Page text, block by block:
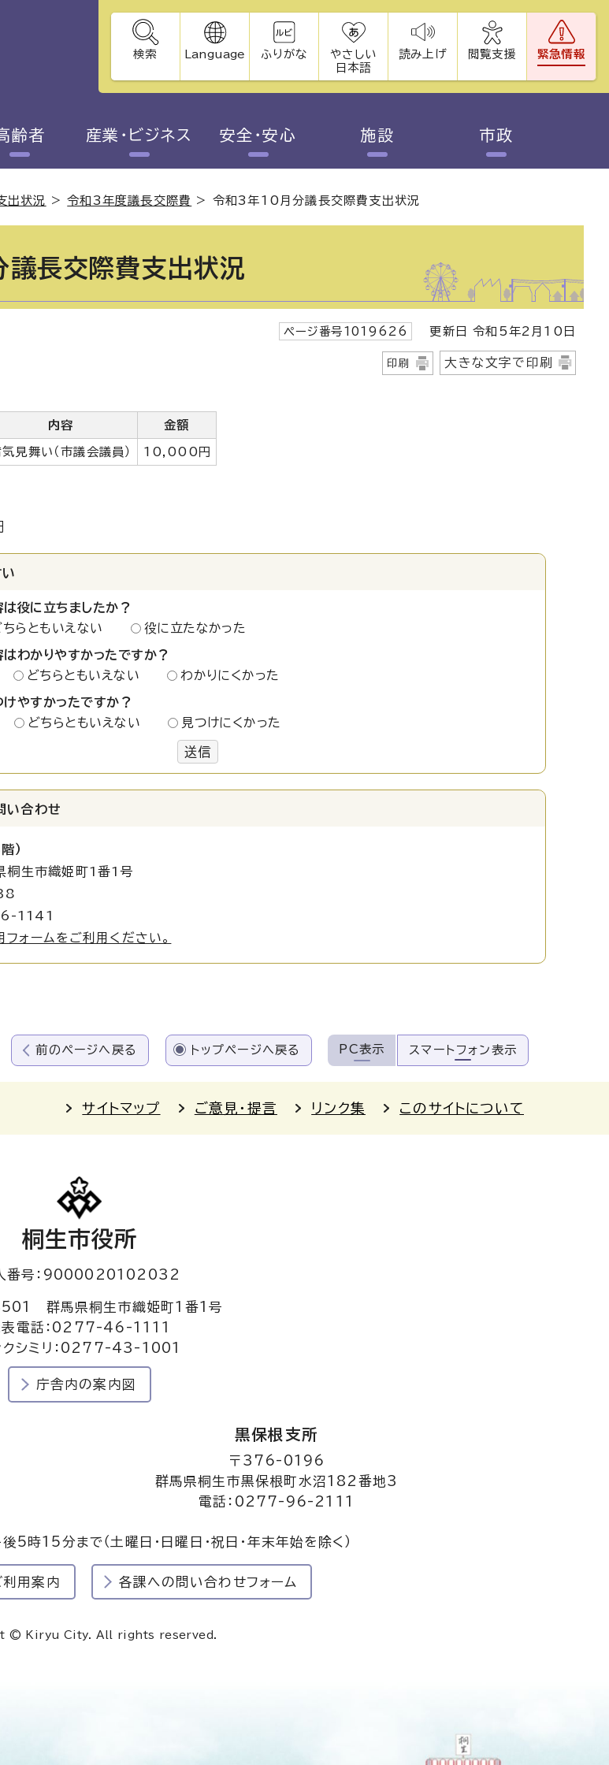
検索 Language ふりがな
やさしい
日本語
読み上げ 閲覧支援 緊急情報
齢者 産業・ビジネス 安全・安心 施設 市政
出状況 >令和3年度議長交際費 > 令和3年10月分議長交際費支出状況
長交際費支出状況
ページ番号1019626 更新日 令和5年2月10日
印刷 大きな文字で印刷
内容 金額
見舞い（市議会議員） 10,000円
は役に立ちましたか？
ちらともいえない 役に立たなかった
はわかりやすかったですか？
どちらともいえない わかりにくかった
けやすかったですか？
どちらともいえない 見つけにくかった
送信
い合わせ
）
生市織姫町1番1号
1141
ォームをご利用ください。
前のページへ戻る トップページへ戻る PC表示 スマートフォン表示
サイトマップ ご意見・提言 リンク集 このサイトについて
桐生市役所
番号：9000020102032
群馬県桐生市織姫町1番1号
表電話：0277-46-1111
クシミリ：0277-43-1001
庁舎内の案内図
黒保根支所
〒376-0196
群馬県桐生市黒保根町水沼182番地3
電話：0277-96-2111
後5時15分まで（土曜日・日曜日・祝日・年末年始を除く）
用案内 各課への問い合わせフォーム
© Kiryu City. All rights reserved.